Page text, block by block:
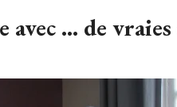
... de vraies